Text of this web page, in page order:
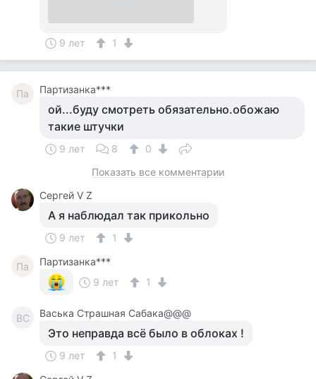
9 лет 1
Па Партизанка***
ой...буду смотреть обязательно.обожаю
такие штучки
9 лет 8
0
Показать все комментарии
Сергей V Z
А я наблюдал так прикольно
9 лет 1
Па
Партизанка***
9 лет
1
ВС Васька Страшная Сабака@@@
Это неправда всё было в облоках !
9 лет
1